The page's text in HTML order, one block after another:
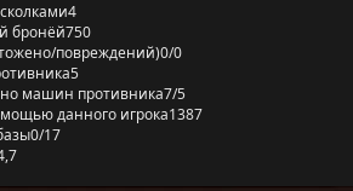
4
бронёй750
повреждений)0/0
5
машин противника7/5
данного игрока1387
0/17